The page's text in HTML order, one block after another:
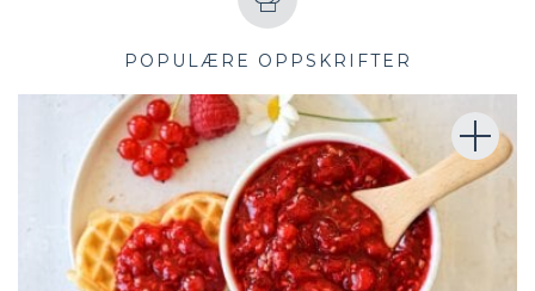
POPULÆRE OPPSKRIFTER